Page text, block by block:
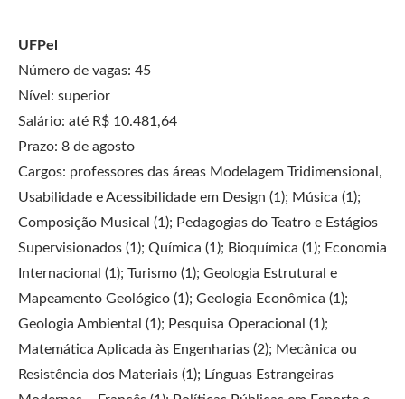
UFPel
Número de vagas: 45
Nível: superior
Salário: até R$ 10.481,64
Prazo: 8 de agosto
Cargos: professores das áreas Modelagem Tridimensional,
Usabilidade e Acessibilidade em Design (1); Música (1);
Composição Musical (1); Pedagogias do Teatro e Estágios
Supervisionados (1); Química (1); Bioquímica (1); Economia
Internacional (1); Turismo (1); Geologia Estrutural e
Mapeamento Geológico (1); Geologia Econômica (1);
Geologia Ambiental (1); Pesquisa Operacional (1);
Matemática Aplicada às Engenharias (2); Mecânica ou
Resistência dos Materiais (1); Línguas Estrangeiras